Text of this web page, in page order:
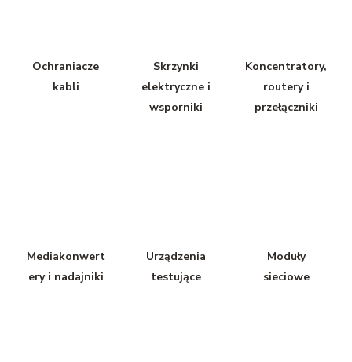
Ochraniacze
kabli
Skrzynki
elektryczne i
wsporniki
Koncentratory,
routery i
przełączniki
Mediakonwert
ery i nadajniki
Urządzenia
testujące
Moduły
sieciowe